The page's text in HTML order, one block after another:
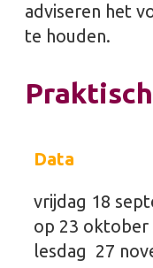
adviseren het
te houden.
Data
vrijdag 18
op 23
lesdag 27